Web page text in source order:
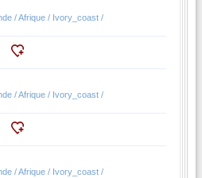
/ Afrique / Ivory_coast /
/ Afrique / Ivory_coast /
/ Afrique / Ivory_coast /